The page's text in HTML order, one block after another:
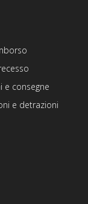
e consegne
e detrazioni